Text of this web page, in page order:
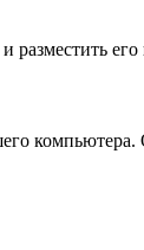
разместить его